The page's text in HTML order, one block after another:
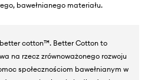
bawełnianego materiału.
cotton™. Better Cotton to
na rzecz zrównoważonego rozwoju
społecznościom bawełnianym w